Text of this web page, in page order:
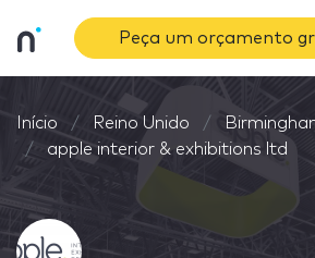
Peça um orçamento
Início Reino Unido
apple interior & exhibitions ltd